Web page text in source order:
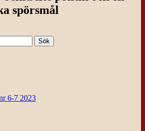
spörsmål
6-7 2023